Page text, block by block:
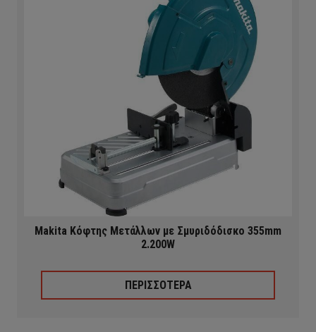
Makita Κόφτης Μετάλλων με Σμυριδόδισκο 355mm
2.200W
ΠΕΡΙΣΣΟΤΕΡΑ